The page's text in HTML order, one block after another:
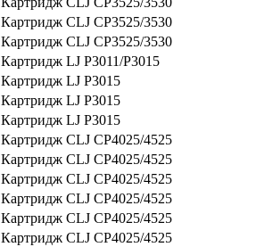
Картридж CLJ CP3525/3530
Картридж CLJ CP3525/3530
Картридж LJ P3011/P3015
Картридж LJ P3015
Картридж LJ P3015
Картридж LJ P3015
Картридж CLJ CP4025/4525
Картридж CLJ CP4025/4525
Картридж CLJ CP4025/4525
Картридж CLJ CP4025/4525
Картридж CLJ CP4025/4525
Картридж CLJ CP4025/4525